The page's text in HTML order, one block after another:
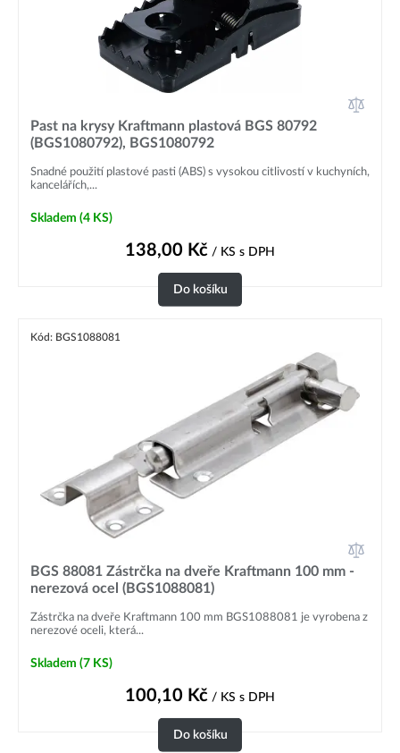
Past na krysy Kraftmann plastová BGS 80792
(BGS1080792), BGS1080792
Snadné použití plastové pasti (ABS) s vysokou citlivostí v kuchyních,
kancelářích,...
Skladem (4 KS)
138,00 Kč / KS s DPH
Do košíku
Kód: BGS1088081
BGS 88081 Zástrčka na dveře Kraftmann 100 mm -
nerezová ocel (BGS1088081)
Zástrčka na dveře Kraftmann 100 mm BGS1088081 je vyrobena z
nerezové oceli, která...
Skladem (7 KS)
100,10 Kč / KS s DPH
Do košíku